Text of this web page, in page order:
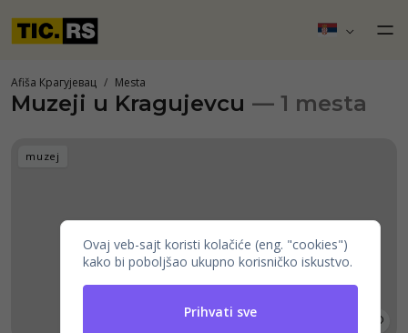
Afiša Крагујевац Mesta
Muzeji u Kragujevcu — 1 mesta
muzej
Ovaj veb-sajt koristi kolačiće (eng. "cookies")
kako bi poboljšao ukupno korisničko iskustvo.
Prihvati sve